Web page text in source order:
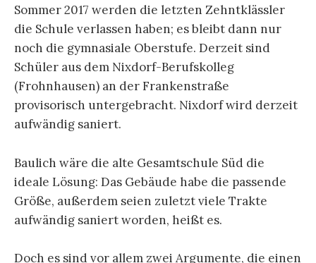
Sommer 2017 werden die letzten Zehntklässler
die Schule verlassen haben; es bleibt dann nur
noch die gymnasiale Oberstufe. Derzeit sind
Schüler aus dem Nixdorf-Berufskolleg
(Frohnhausen) an der Frankenstraße
provisorisch untergebracht. Nixdorf wird derzeit
aufwändig saniert.
Baulich wäre die alte Gesamtschule Süd die
ideale Lösung: Das Gebäude habe die passende
Größe, außerdem seien zuletzt viele Trakte
aufwändig saniert worden, heißt es.
Doch es sind vor allem zwei Argumente, die einen